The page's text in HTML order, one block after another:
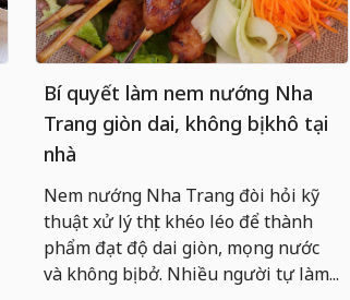
Bí quyết làm nem nướng Nha
Trang giòn dai, không bị khô tại
nhà
Nem nướng Nha Trang đòi hỏi kỹ
thuật xử lý thịt khéo léo để thành
phẩm đạt độ dai giòn, mọng nước
và không bị bở. Nhiều người tự làm...